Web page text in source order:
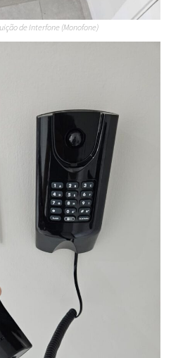
de Interfone (Monofone)